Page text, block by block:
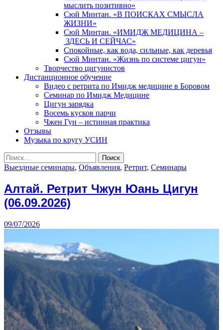
мыслить позитивно»
Сюй Минтан. «В ПОИСКАХ СМЫСЛА
ЖИЗНИ»
Сюй Минтан. «ИМИДЖ МЕДИЦИНА –
ЗДЕСЬ И СЕЙЧАС»
Спокойные, как вода, сильные, как деревья
Сюй Минтан. «Жизнь по системе цигун»
Творчество цигунистов
Дистанционное обучение
Видео с ретрита по Имидж медицине в Боровом
Семинар по Имидж Медицине
Цигун зарядка
Восемь кусков парчи
Чжен Гун – истинная практика
Отзывы
Музыка по кругу УСИН
Найти:
Выездные семинары, Объявления, Ретрит, Семинары
Алтай. Ретрит Чжун Юань Цигун
(06.09.2026)
09/07/2026